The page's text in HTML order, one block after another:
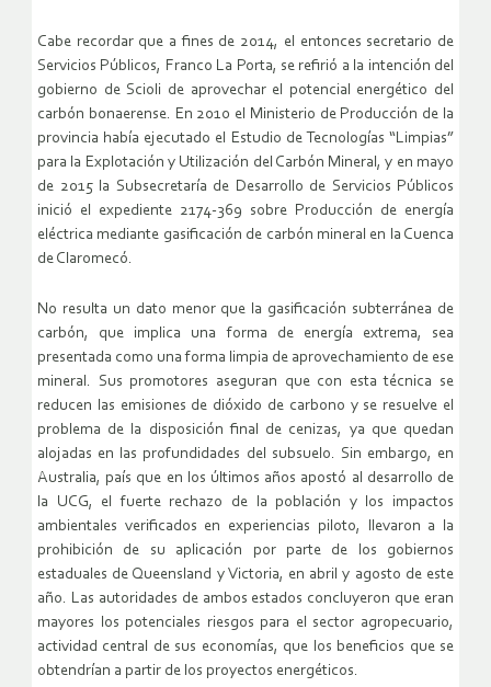
Cabe recordar que a fines de 2014, el entonces secretario de
Servicios Públicos, Franco La Porta, se refirió a la intención del
gobierno de Scioli de aprovechar el potencial energético del
carbón bonaerense. En 2010 el Ministerio de Producción de la
provincia había ejecutado el Estudio de Tecnologías “Limpias”
para la Explotación y Utilización del Carbón Mineral, y en mayo
de 2015 la Subsecretaría de Desarrollo de Servicios Públicos
inició el expediente 2174-369 sobre Producción de energía
eléctrica mediante gasificación de carbón mineral en la Cuenca
de Claromecó.
No resulta un dato menor que la gasificación subterránea de
carbón, que implica una forma de energía extrema, sea
presentada como una forma limpia de aprovechamiento de ese
mineral. Sus promotores aseguran que con esta técnica se
reducen las emisiones de dióxido de carbono y se resuelve el
problema de la disposición final de cenizas, ya que quedan
alojadas en las profundidades del subsuelo. Sin embargo, en
Australia, país que en los últimos años apostó al desarrollo de
la UCG, el fuerte rechazo de la población y los impactos
ambientales verificados en experiencias piloto, llevaron a la
prohibición de su aplicación por parte de los gobiernos
estaduales de Queensland y Victoria, en abril y agosto de este
año. Las autoridades de ambos estados concluyeron que eran
mayores los potenciales riesgos para el sector agropecuario,
actividad central de sus economías, que los beneficios que se
obtendrían a partir de los proyectos energéticos.